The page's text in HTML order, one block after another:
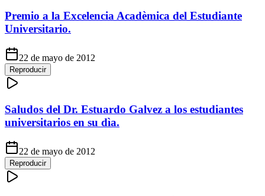
Premio a la Excelencia Acadèmica del Estudiante
Universitario.
22 de mayo de 2012
Reproducir
Saludos del Dr. Estuardo Galvez a los estudiantes
universitarios en su dìa.
22 de mayo de 2012
Reproducir